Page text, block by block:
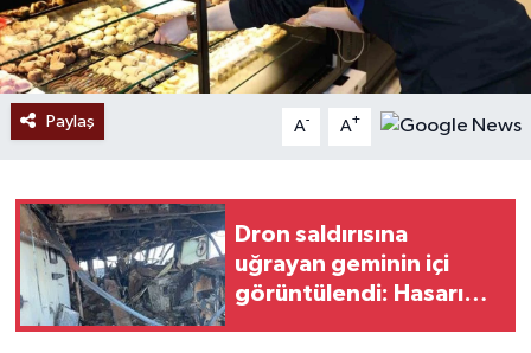
Paylaş A- A+
Dron saldırısına
uğrayan geminin içi
görüntülendi: Hasarın